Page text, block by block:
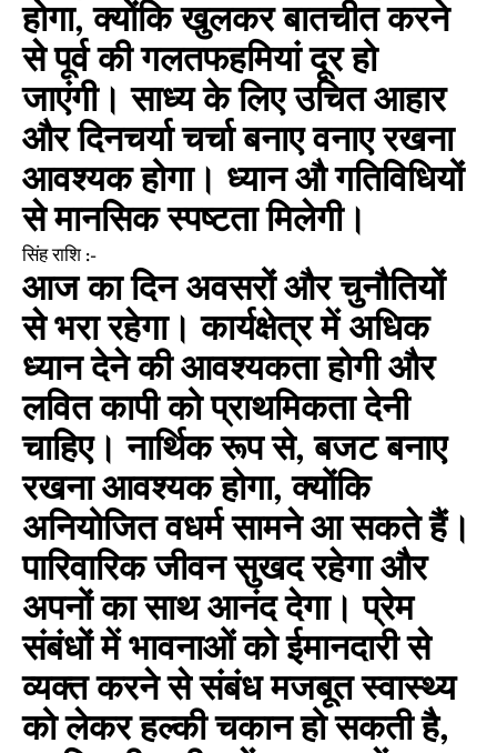
होगा, क्योंकि खुलकर बातचीत करने
से पूर्व की गलतफह‌मियां दूर हो
जाएंगी। साध्य के लिए उचित आहार
और दिनचर्या चर्चा बनाए वनाए रखना
आवश्यक होगा। ध्यान औ गतिविधियों
से मानसिक स्पष्टता मिलेगी।
सिंह राशि :-
आज का दिन अवसरों और चुनौतियों
से भरा रहेगा। कार्यक्षेत्र में अधिक
ध्यान देने की आवश्यकता होगी और
लवित कापी को प्राथमिकता देनी
चाहिए। नार्थिक रूप से, बजट बनाए
रखना आवश्यक होगा, क्योंकि
अनियोजित वधर्म सामने आ सकते हैं।
पारिवारिक जीवन सुखद रहेगा और
अपनों का साथ आनंद देगा। प्रेम
संबंधों में भावनाओं को ईमानदारी से
व्यक्त करने से संबंध मजबूत स्वास्थ्य
को लेकर हल्की चकान हो सकती है,